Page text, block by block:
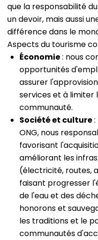
que la responsabilité
un devoir, mais aussi
différence dans le
Aspects du tourisme
Économie: nous
opportunités
assurer
services et à limiter
communauté.
Société et culture
ONG, nous
favorisant
améliorant les
(électricité, routes,
faisant progresser
de l'eau et des
honorons et
les traditions et le
communautés